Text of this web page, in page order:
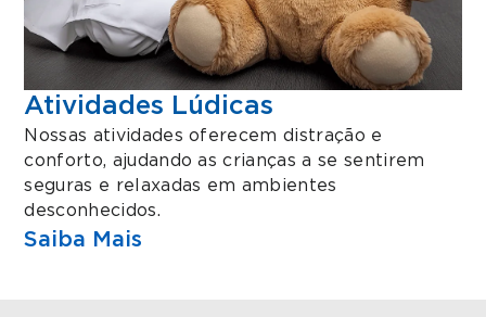
Atividades Lúdicas
Nossas atividades oferecem distração e
conforto, ajudando as crianças a se sentirem
seguras e relaxadas em ambientes
desconhecidos.
Saiba Mais